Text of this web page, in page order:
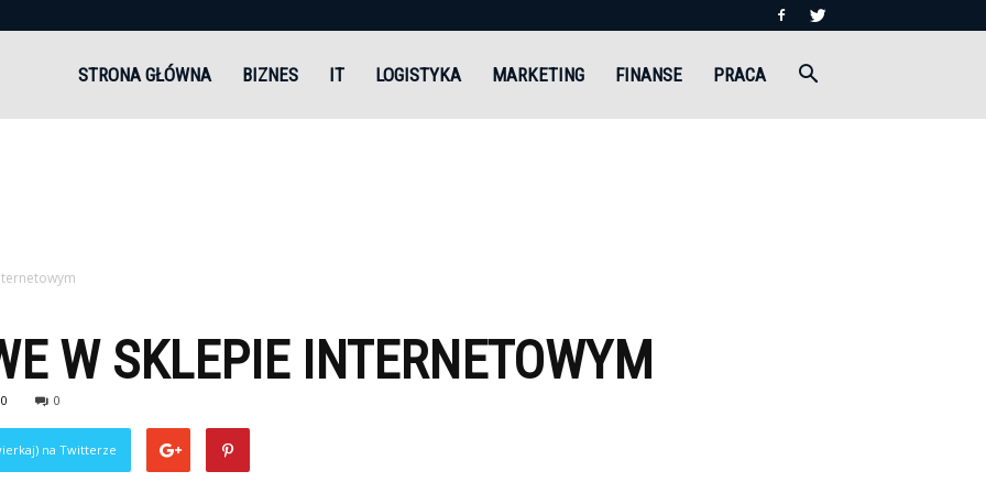
STRONA GŁÓWNA BIZNES IT LOGISTYKA MARKETING FINANSE PRACA
W SKLEPIE INTERNETOWYM
0
na Twitterze